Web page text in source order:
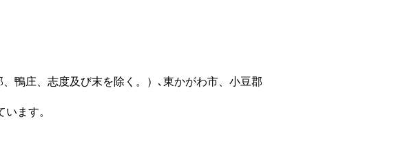
鴨庄、志度及び末を除く。）､東かがわ市、小豆郡
ます。